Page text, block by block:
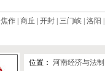
焦作 商丘 开封 三门峡 洛阳
位置： 河南经济与法制